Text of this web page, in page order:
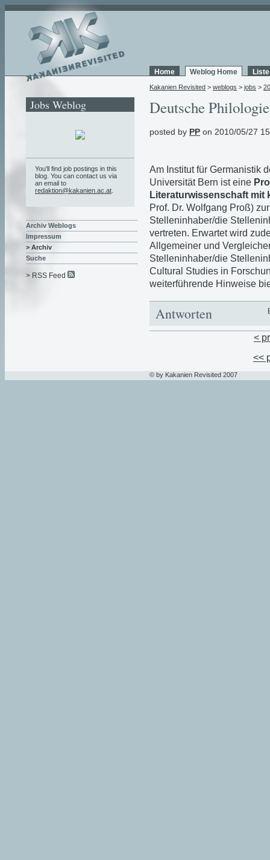
Home Weblog Home
Kakanien Revisited > weblogs > jobs >
Deutsche
posted by PP on 2010/05/27
Am Institut für Germanistik
Universität Bern ist eine
Literaturwissenschaft
Prof. Dr. Wolfgang Proß)
Stelleninhaber/die
vertreten. Erwartet wird
Allgemeiner und
Stelleninhaber/die
Cultural Studies in
weiterführende Hinweise
Antworten
<
<<
Jobs Weblog
You'll find job postings in this
blog. You can contact us via
an email to
redaktion@kakanien.ac.at
Archiv Weblogs
Impressum
> Archiv
Suche
> RSS Feed
© by Kakanien Revisited 2007